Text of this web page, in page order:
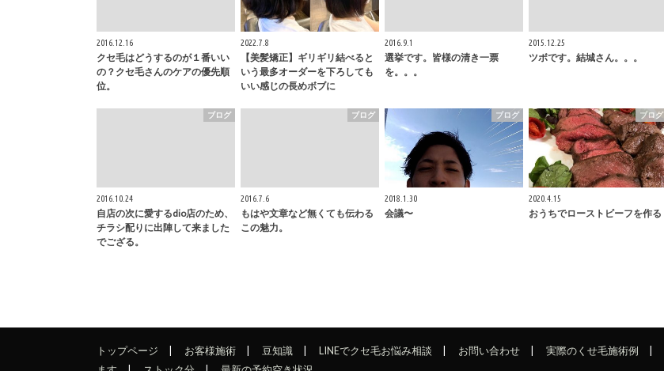
2016.12.16
クセ毛はどうするのが１番いい
の？クセ毛さんのケアの優先順
位。
2022.7.8
【美髪矯正】ギリギリ結べると
いう最多オーダーを下ろしても
いい感じの長めボブに
2016.9.1
選挙です。皆様の清き一票
を。。。
2015.12.25
ツボです。結城さん。。。
ブログ
2016.10.24
自店の次に愛するdio店のため、
チラシ配りに出陣して来ました
でござる。
ブログ
2016.7.6
もはや文章など無くても伝わる
この魅力。
ブログ
2018.1.30
会議〜
ブログ
2020.4.15
おうちでローストビーフを作る
トップページ お客様施術 豆知識 LINEでクセ毛お悩み相談 お問い合わせ 実際のくせ毛施術例